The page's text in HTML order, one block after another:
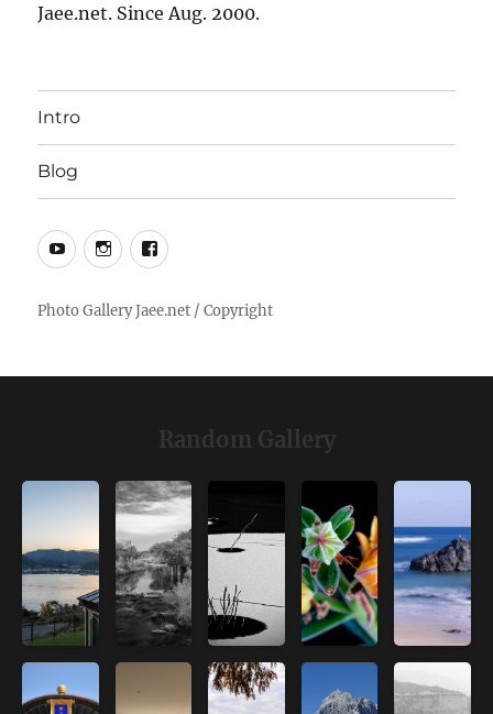
Jaee.net. Since Aug. 2000.
Intro
Blog
YouTubeInstagramFacebook
Random Gallery